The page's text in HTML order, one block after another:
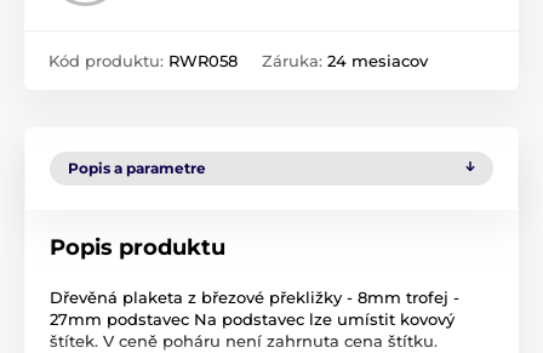
Kód produktu: RWR058 Záruka: 24 mesiacov
Popis a parametre
Popis produktu
Dřevěná plaketa z březové překližky - 8mm trofej -
27mm podstavec Na podstavec lze umístit kovový
štítek. V ceně poháru není zahrnuta cena štítku.